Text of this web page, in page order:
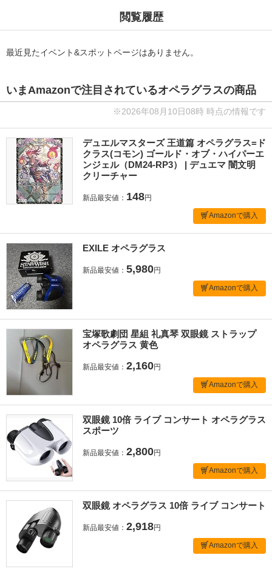
閲覧履歴
最近見たイベント&スポットページはありません。
いまAmazonで注目されているオペラグラスの商品
※2026年08月10日08時 時点の情報です
デュエルマスターズ 王道篇 オペラグラス=ド
クラス(コモン) ゴールド・オブ・ハイパーエ
ンジェル（DM24-RP3） | デュエマ 闇文明
クリーチャー
新品最安値： 148円
Amazonで購入
EXILE オペラグラス
新品最安値： 5,980円
Amazonで購入
宝塚歌劇団 星組 礼真琴 双眼鏡 ストラップ
オペラグラス 黄色
新品最安値： 2,160円
Amazonで購入
双眼鏡 10倍 ライブ コンサート オペラグラス
スポーツ
新品最安値： 2,800円
Amazonで購入
双眼鏡 オペラグラス 10倍 ライブ コンサート
新品最安値： 2,918円
Amazonで購入